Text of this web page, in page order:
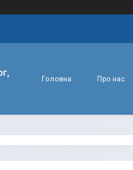
Головна Про нас